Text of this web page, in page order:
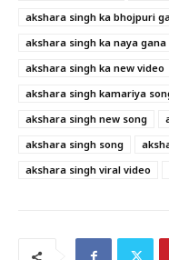
akshara singh ka bhojpuri
akshara singh ka naya gana
akshara singh ka new video
akshara singh kamariya
akshara singh new song
akshara singh song
akshara singh viral video